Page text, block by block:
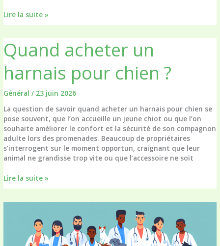
Mieux
documenter
traçabilité
vaccinale
clinique
Lire la suite »
Quand acheter un
harnais pour chien ?
Général / 23 juin 2026
La question de savoir quand acheter un harnais pour chien se
pose souvent, que l’on accueille un jeune chiot ou que l’on
souhaite améliorer le confort et la sécurité de son compagnon
adulte lors des promenades. Beaucoup de propriétaires
s’interrogent sur le moment opportun, craignant que leur
animal ne grandisse trop vite ou que l’accessoire ne soit
Quand
acheter
Lire la suite »